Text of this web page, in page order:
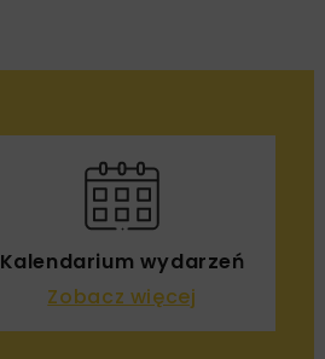
Kalendarium wydarzeń
Zobacz więcej